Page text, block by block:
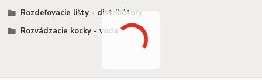
Rozdeľovacie lišty - distribútory
Rozvádzacie kocky - voda